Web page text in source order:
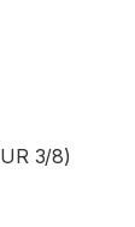
3/8)